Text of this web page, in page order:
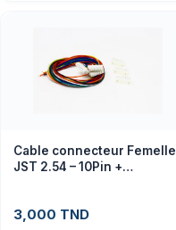
Cable connecteur Femelle
JST 2.54 – 10Pin +
3,000 TND